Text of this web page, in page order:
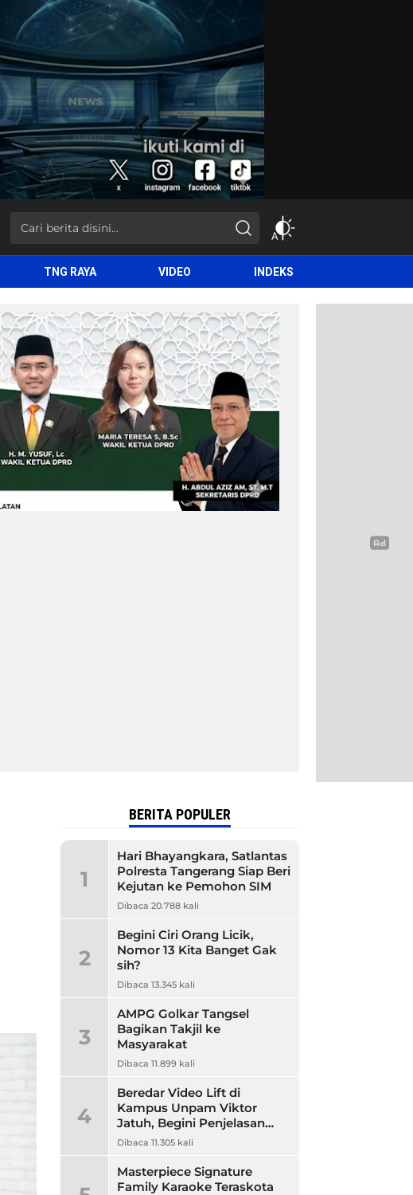
TNG RAYA VIDEO INDEKS
BERITA POPULER
1
Hari Bhayangkara, Satlantas
Polresta Tangerang Siap Beri
Kejutan ke Pemohon SIM
Dibaca 20.788 kali
2
Begini Ciri Orang Licik,
Nomor 13 Kita Banget Gak
sih?
Dibaca 13.345 kali
3
AMPG Golkar Tangsel
Bagikan Takjil ke
Masyarakat
Dibaca 11.899 kali
4
Beredar Video Lift di
Kampus Unpam Viktor
Jatuh, Begini Penjelasan
Rektor Unpam
Dibaca 11.305 kali
Masterpiece Signature
Family Karaoke Teraskota